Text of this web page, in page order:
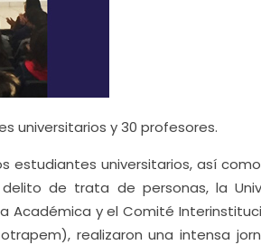
universitarios y 30 profesores.
universitarios, así
de trata de personas, la
Académica y el Comité
realizaron una intensa